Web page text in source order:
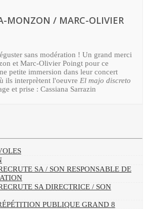
MONZON / MARC-OLIVIER
sans modération ! Un grand merci
et Marc-Olivier Poingt pour ce
petite immersion dans leur concert
ils interprètent l'oeuvre El majo discreto
et prise : Cassiana Sarrazin
SA / SON RESPONSABLE DE
SA DIRECTRICE / SON
PUBLIQUE GRAND 8